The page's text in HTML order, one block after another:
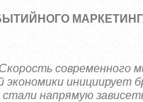
современного
инициирует
напрямую